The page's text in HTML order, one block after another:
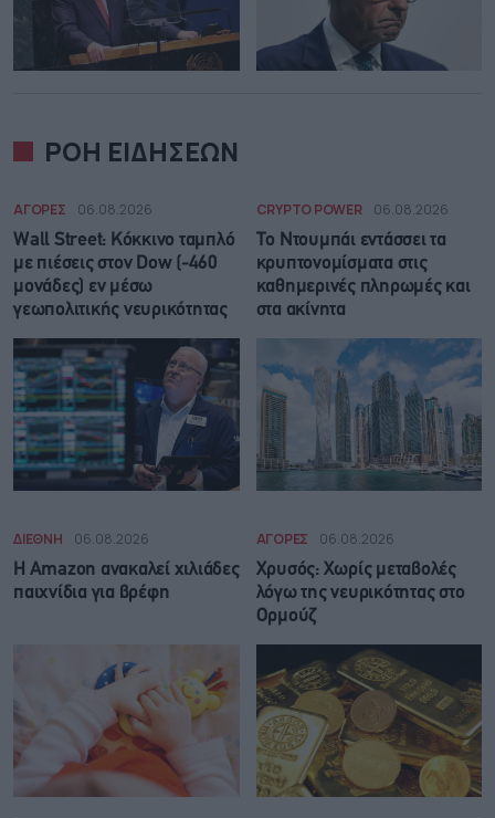
ΡΟΗ ΕΙΔΗΣΕΩΝ
ΑΓΟΡΕΣ 06.08.2026
Wall Street: Κόκκινο ταμπλό
με πιέσεις στον Dow (-460
μονάδες) εν μέσω
γεωπολιτικής νευρικότητας
CRYPTO POWER 06.08.2026
Το Ντουμπάι εντάσσει τα
κρυπτονομίσματα στις
καθημερινές πληρωμές και
στα ακίνητα
ΔΙΕΘΝΗ 06.08.2026
Η Amazon ανακαλεί χιλιάδες
παιχνίδια για βρέφη
ΑΓΟΡΕΣ 06.08.2026
Χρυσός: Χωρίς μεταβολές
λόγω της νευρικότητας στο
Ορμούζ